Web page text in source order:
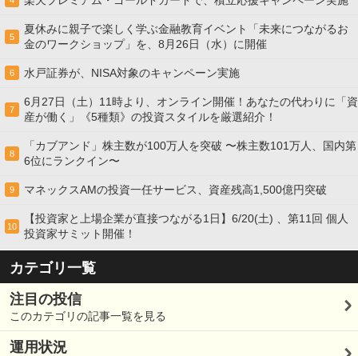
5
夏休みに親子で楽しく学ぶ金融教育イベント「未来につながるお
金のワークショップ」を、8月26日（水）に開催
6 水戸証券が、NISA対象のキャンペーン実施
7
6月27日（土）11時より、オンライン開催！あなたの代わりに「資
産が働く」《5種類》の投資スタイルを厳選紹介！
8
「カブアンド」株主数が100万人を突破 〜株主数101万人、国内第
6位にランクイン〜
9 マネックスAMの投資一任サービス、資産残高1,500億円突破
10
【投資家と上場企業が直接つながる1日】6/20(土) 、第11回 個人
投資家サミット開催！
カテゴリ一覧
注目の投信
このカテゴリの記事一覧を見る
運用状況